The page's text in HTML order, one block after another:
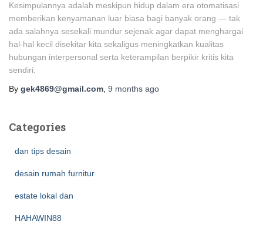
Kesimpulannya adalah meskipun hidup dalam era otomatisasi
memberikan kenyamanan luar biasa bagi banyak orang — tak
ada salahnya sesekali mundur sejenak agar dapat menghargai
hal-hal kecil disekitar kita sekaligus meningkatkan kualitas
hubungan interpersonal serta keterampilan berpikir kritis kita
sendiri.
By gek4869@gmail.com 9 months ago
Categories
dan tips desain
desain rumah furnitur
estate lokal dan
HAHAWIN88